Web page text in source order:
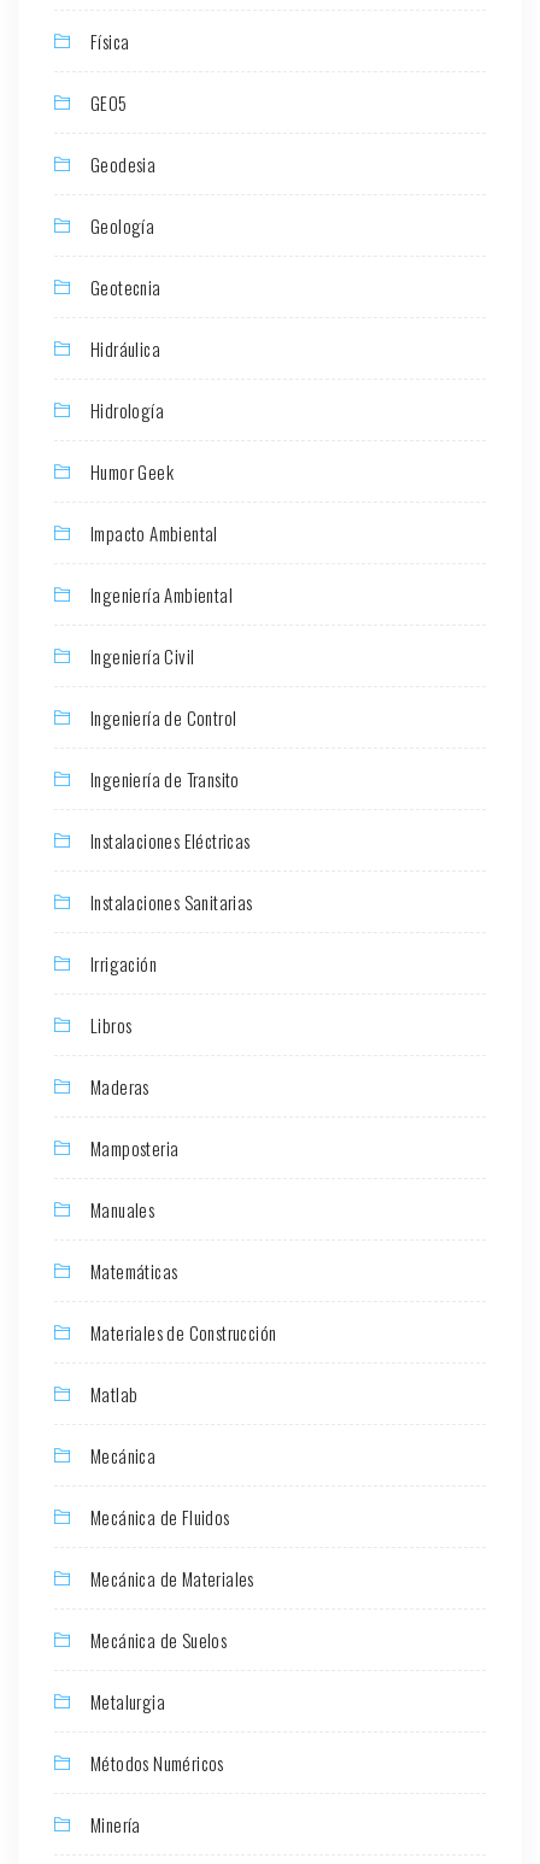
Física
GEO5
Geodesia
Geología
Geotecnia
Hidráulica
Hidrología
Humor Geek
Impacto Ambiental
Ingeniería Ambiental
Ingeniería Civil
Ingeniería de Control
Ingeniería de Transito
Instalaciones Eléctricas
Instalaciones Sanitarias
Irrigación
Libros
Maderas
Mamposteria
Manuales
Matemáticas
Materiales de Construcción
Matlab
Mecánica
Mecánica de Fluidos
Mecánica de Materiales
Mecánica de Suelos
Metalurgia
Métodos Numéricos
Minería